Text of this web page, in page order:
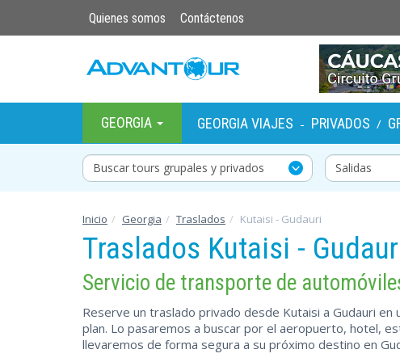
Quienes somos Contáctenos
GEORGIA GEORGIA VIAJES - PRIVADOS /
Buscar tours grupales y privados
Inicio Georgia Traslados Kutaisi - Gudauri
Traslados Kutaisi -
Servicio de transporte de
Reserve un traslado privado desde Kutaisi a Gudauri
plan. Lo pasaremos a buscar por el aeropuerto, hotel,
llevaremos de forma segura a su próximo destino en